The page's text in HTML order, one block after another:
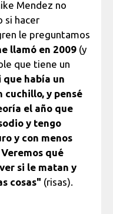
Mendez no
si hacer
le preguntamos
llamó en 2009 (y
que tiene un
que había un
cuchillo, y pensé
el año que
y tengo
y con menos
qué
si le matan y
cosas" (risas).